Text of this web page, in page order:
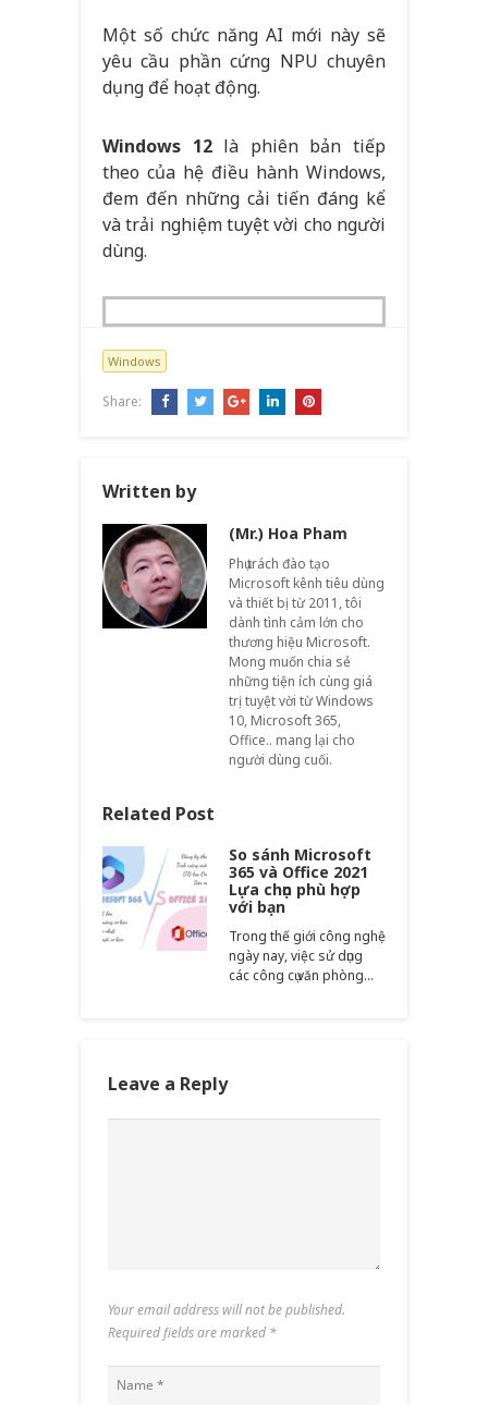
Một số chức năng AI mới này sẽ
yêu cầu phần cứng NPU chuyên
dụng để hoạt động.
Windows 12là phiên bản tiếp
theo của hệ điều hành Windows,
đem đến những cải tiến đáng kể
và trải nghiệm tuyệt vời cho người
dùng.
Windows
Share:
Written by
(Mr.) Hoa Pham
Phụ trách đào tạo
Microsoft kênh tiêu dùng
và thiết bị từ 2011, tôi
dành tình cảm lớn cho
thương hiệu Microsoft.
Mong muốn chia sẻ
những tiện ích cùng giá
trị tuyệt vời từ Windows
10, Microsoft 365,
Office.. mang lại cho
người dùng cuối.
Related Post
So sánh Microsoft
365 và Office 2021
Lựa chọn phù hợp
với bạn
Trong thế giới công nghệ
ngày nay, việc sử dụng
các công cụ văn phòng…
Leave a Reply
Your email address will not be published.
Required fields are marked *